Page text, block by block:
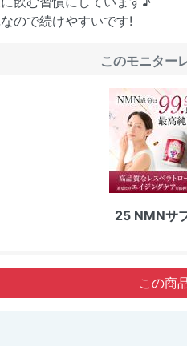
ので続けやすいです!
このモニター
25 NMNサ
この商